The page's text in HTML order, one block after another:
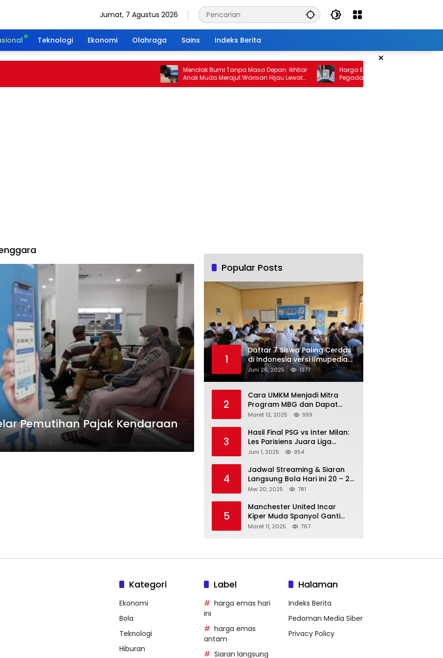
Jumat, 7 Agustus 2026
Teknologi Ekonomi Olahraga Sains Indeks Berita
×
Menolak Bumi Tanpa Masa Depan: Ikhtiar
Anak Muda Merajut Warisan Hijau Lewat
Portal Waktu
Harga Emas 10 Februari 2026: Antam dan
Pegadaian Kembali Melonjak
Pemutihan Pajak Kendaraan
Popular Posts
1
Daftar 7 Siswa Paling Cerdas
di Indonesia versi Ilmupedia
Tryout UTBK 2025
Juni 26, 2025 1377
2
Cara UMKM Menjadi Mitra
Program MBG dan Dapat
Modal Hingga Rp500 Juta
Maret 12, 2025 999
3
Hasil Final PSG vs Inter Milan:
Les Parisiens Juara Liga
Champions 2025 usai Bantai il
Juni 1, 2025 954
4
Jadwal Streaming & Siaran
Langsung Bola Hari ini 20 – 21
Mei 2025: Manchester City vs
Mei 20, 2025 781
5
Manchester United Incar
Kiper Muda Spanyol Ganti
Andre Onana
Maret 11, 2025 767
Kategori
Ekonomi
Bola
Teknologi
Hiburan
Label
harga emas hari
ini
harga emas
antam
Siaran langsung
Halaman
Indeks Berita
Pedoman Media Siber
Privacy Policy